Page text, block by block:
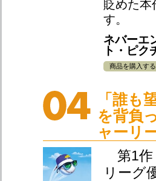
貶めた本
す。
ネバーエ
ト・ピク
商品を購入する
「誰も
を背負
ャーリ
第1作
リーグ